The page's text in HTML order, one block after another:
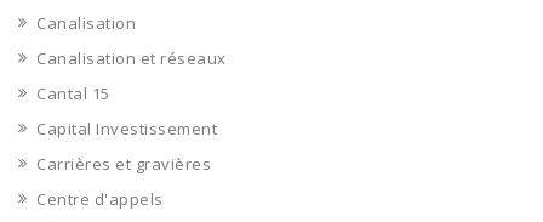
Canalisation
Canalisation et réseaux
Cantal 15
Capital Investissement
Carrières et gravières
Centre d'appels